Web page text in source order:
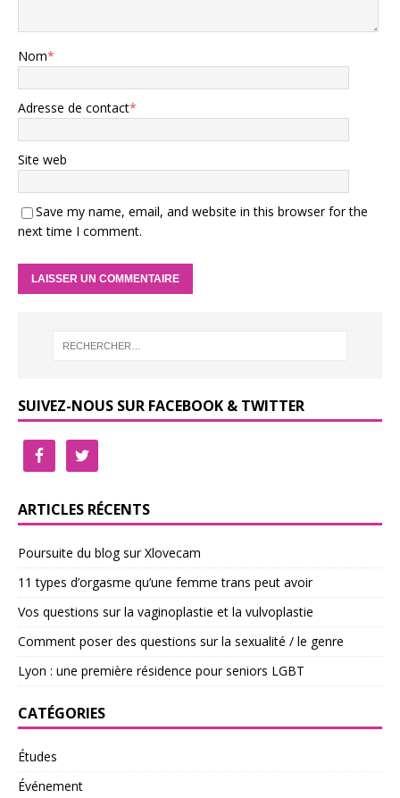
Nom*
Adresse de contact*
Site web
Save my name, email, and website in this browser for the
next time I comment.
SUIVEZ-NOUS SUR FACEBOOK & TWITTER
ARTICLES RÉCENTS
Poursuite du blog sur Xlovecam
11 types d’orgasme qu’une femme trans peut avoir
Vos questions sur la vaginoplastie et la vulvoplastie
Comment poser des questions sur la sexualité / le genre
Lyon : une première résidence pour seniors LGBT
CATÉGORIES
Études
Événement